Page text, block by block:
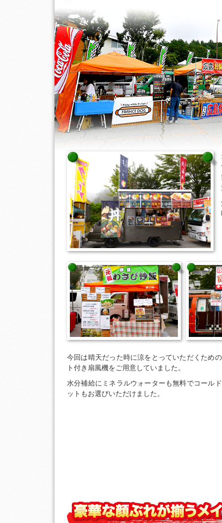
今回は晴天だった時に涼をとっていただくため
ト付き扇風機をご用意していました。
水分補給にミネラルウォーターも無料でコール
ットもお選びいただけました。